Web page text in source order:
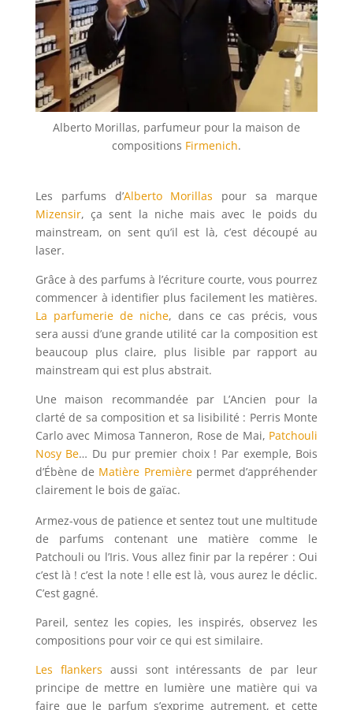
Alberto Morillas, parfumeur pour la maison de
compositions Firmenich.
Les parfums d’Alberto Morillas pour sa marque
Mizensir, ça sent la niche mais avec le poids du
mainstream, on sent qu’il est là, c’est découpé au
laser.
Grâce à des parfums à l’écriture courte, vous pourrez
commencer à identifier plus facilement les matières.
La parfumerie de niche, dans ce cas précis, vous
sera aussi d’une grande utilité car la composition est
beaucoup plus claire, plus lisible par rapport au
mainstream qui est plus abstrait.
Une maison recommandée par L’Ancien pour la
clarté de sa composition et sa lisibilité : Perris Monte
Carlo avec Mimosa Tanneron, Rose de Mai, Patchouli
Nosy Be… Du pur premier choix ! Par exemple, Bois
d’Ébène de Matière Premièrepermet d’appréhender
clairement le bois de gaïac.
Armez-vous de patience et sentez tout une multitude
de parfums contenant une matière comme le
Patchouli ou l’Iris. Vous allez finir par la repérer : Oui
c’est là ! c’est la note ! elle est là, vous aurez le déclic.
C’est gagné.
Pareil, sentez les copies, les inspirés, observez les
compositions pour voir ce qui est similaire.
Les flankers aussi sont intéressants de par leur
principe de mettre en lumière une matière qui va
faire que le parfum s’exprime autrement, et cette